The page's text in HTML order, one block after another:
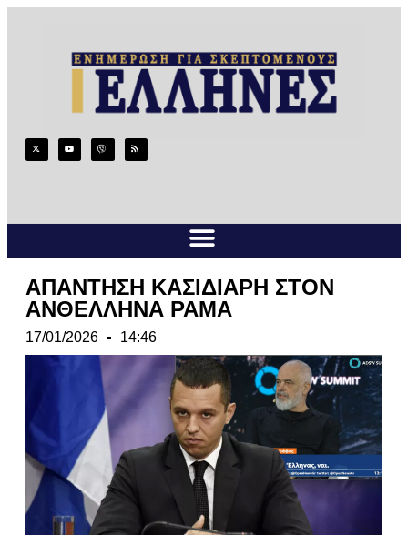
ΑΠΑΝΤΗΣΗ ΚΑΣΙΔΙΑΡΗ ΣΤΟΝ
ΑΝΘΕΛΛΗΝΑ ΡΑΜΑ
17/01/2026 14:46